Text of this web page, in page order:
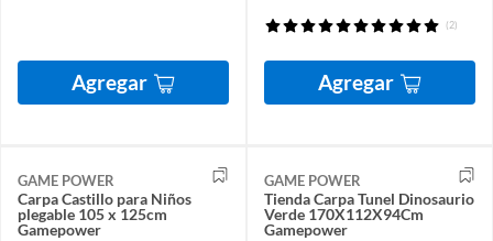
Agregar
(2)
Agregar
GAME POWER
Carpa Castillo para Niños
plegable 105 x 125cm
Gamepower
GAME POWER
Tienda Carpa Tunel Dinosaurio
Verde 170X112X94Cm
Gamepower